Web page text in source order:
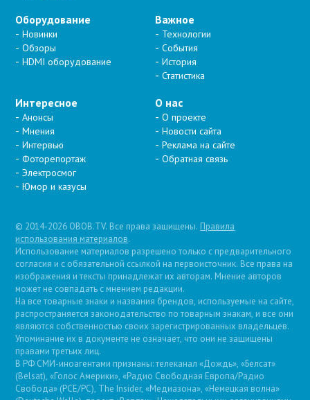
Оборудование
Новинки
Обзоры
HDMI оборудование
Важное
Технологии
События
История
Статистика
Интересное
Анонсы
Мнения
Интервью
Фоторепортаж
Электросмог
Юмор и казусы
О нас
О проекте
Новости сайта
Реклама на сайте
Обратная связь
© 2014-2026 OBOB.TV. Все права защищены. Правила
использования материалов.
Использование материалов разрешено только с предварительного
согласия и с обязательной ссылкой на первоисточник. Все права на
изображения и тексты принадлежат их авторам. Мнение авторов
может не совпадать с мнением редакции.
На все товарные знаки и названия брендов, используемые на сайте,
распространяется законодательство по товарным знакам, и все они
являются собственностью своих зарегистрированных владельцев.
Упоминание их в документе не означает, что они не защищены
правами третьих лиц.
В РФ СМИ-иноагентами признаны: телеканал «Дождь», «Белсат»
(Belsat), «Голос Америки», «Радио Свободная Европа/Радио
Свобода» (PCE/PC), The Insider, «Медиазона», «Немецкая волна»